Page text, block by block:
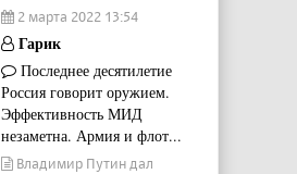
2 марта 2022 13:54
Гарик
Последнее десятилетие
Россия говорит оружием.
Эффективность МИД
незаметна. Армия и флот...
Владимир Путин дал